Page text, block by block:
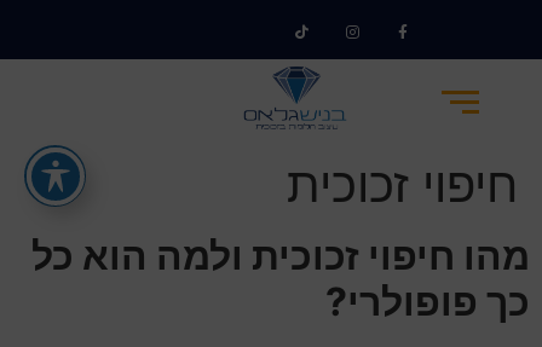
חיפוי זכוכית
מהו חיפוי זכוכית ולמה הוא כל
כך פופולרי?